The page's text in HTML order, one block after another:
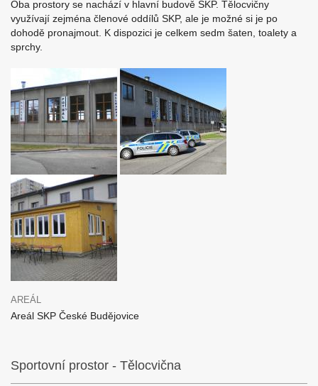
Oba prostory se nachází v hlavní budově SKP. Tělocvičny
využívají zejména členové oddílů SKP, ale je možné si je po
dohodě pronajmout. K dispozici je celkem sedm šaten, toalety a
sprchy.
AREÁL
Areál SKP České Budějovice
Sportovní prostor - Tělocvična